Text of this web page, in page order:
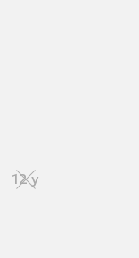
12 y